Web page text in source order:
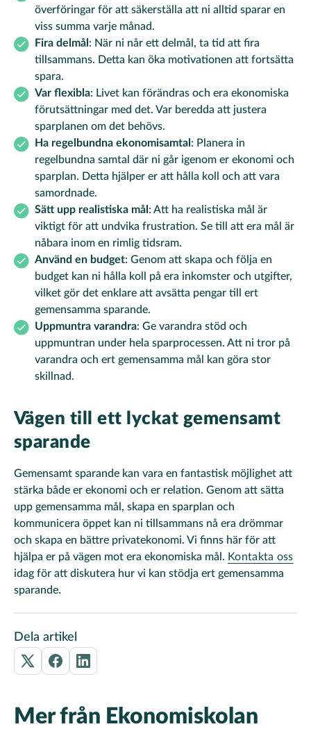
överföringar för att säkerställa att ni alltid sparar en
viss summa varje månad.
Fira delmål : När ni når ett delmål, ta tid att fira
tillsammans. Detta kan öka motivationen att fortsätta
spara.
Var flexibla: Livet kan förändras och era ekonomiska
förutsättningar med det. Var beredda att justera
sparplanen om det behövs.
Ha regelbundna ekonomisamtal : Planera in
regelbundna samtal där ni går igenom er ekonomi och
sparplan. Detta hjälper er att hålla koll och att vara
samordnade.
Sätt upp realistiska mål : Att ha realistiska mål är
viktigt för att undvika frustration. Se till att era mål är
nåbara inom en rimlig tidsram.
Använd en budget: Genom att skapa och följa en
budget kan ni hålla koll på era inkomster och utgifter,
vilket gör det enklare att avsätta pengar till ert
gemensamma sparande.
Uppmuntra varandra: Ge varandra stöd och
uppmuntran under hela sparprocessen. Att ni tror på
varandra och ert gemensamma mål kan göra stor
skillnad.
Vägen till ett lyckat gemensamt
sparande
Gemensamt sparande kan vara en fantastisk möjlighet att
stärka både er ekonomi och er relation. Genom att sätta
upp gemensamma mål, skapa en sparplan och
kommunicera öppet kan ni tillsammans nå era drömmar
och skapa en bättre privatekonomi. Vi finns här för att
hjälpa er på vägen mot era ekonomiska mål. Kontakta oss
idag för att diskutera hur vi kan stödja ert gemensamma
sparande.
Dela artikel
Mer från Ekonomiskolan